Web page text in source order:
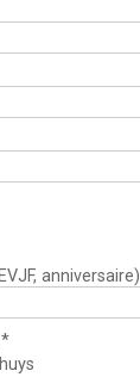
anniversaire)